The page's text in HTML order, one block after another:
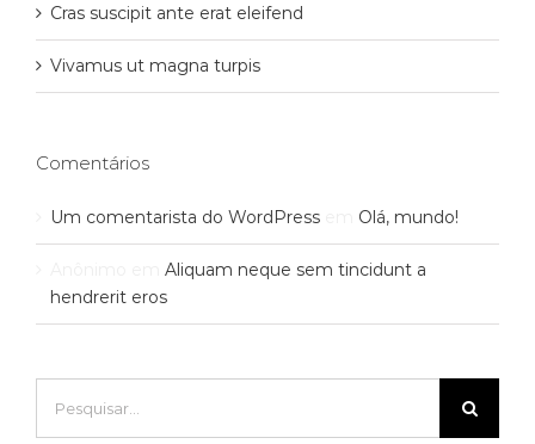
Cras suscipit ante erat eleifend
Vivamus ut magna turpis
Comentários
Um comentarista do WordPress Olá, mundo!
Aliquam neque sem tincidunt a
hendrerit eros
resultados